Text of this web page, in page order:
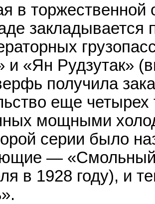
в торжественной
закладывается
«Ян Рудзутак»
получила
еще
мощными
серии было
—
в 1928 году), и